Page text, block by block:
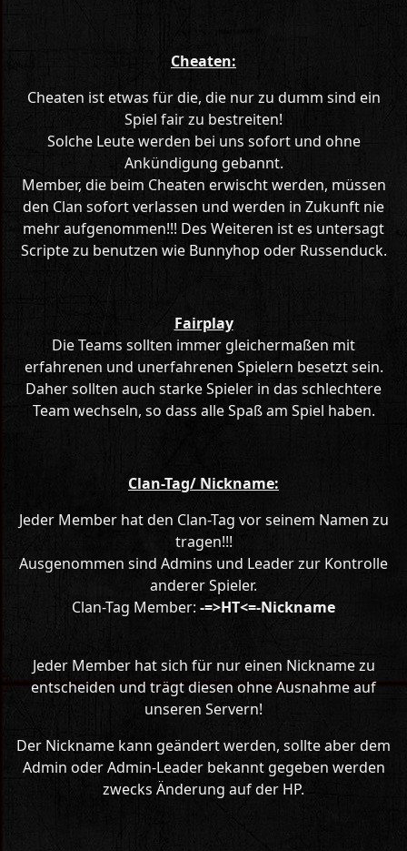
Cheaten:
Cheaten ist etwas für die, die nur zu dumm sind ein
Spiel fair zu bestreiten!
Solche Leute werden bei uns sofort und ohne
Ankündigung gebannt.
Member, die beim Cheaten erwischt werden, müssen
den Clan sofort verlassen und werden in Zukunft nie
mehr aufgenommen!!! Des Weiteren ist es untersagt
Scripte zu benutzen wie Bunnyhop oder Russenduck.
Fairplay
Die Teams sollten immer gleichermaßen mit
erfahrenen und unerfahrenen Spielern besetzt sein.
Daher sollten auch starke Spieler in das schlechtere
Team wechseln, so dass alle Spaß am Spiel haben.
Clan-Tag/ Nickname:
Jeder Member hat den Clan-Tag vor seinem Namen zu
tragen!!!
Ausgenommen sind Admins und Leader zur Kontrolle
anderer Spieler.
Clan-Tag Member: -=>HT<=-Nickname
Jeder Member hat sich für nur einen Nickname zu
entscheiden und trägt diesen ohne Ausnahme auf
unseren Servern!
Der Nickname kann geändert werden, sollte aber dem
Admin oder Admin-Leader bekannt gegeben werden
zwecks Änderung auf der HP.